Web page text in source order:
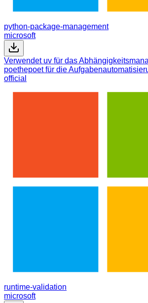
python-package-management
microsoft
Verwendet uv für das
poethepoet für die
official
runtime-validation
microsoft